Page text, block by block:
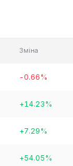
Зміна
-0.66%
+14.23%
+7.29%
+54.05%